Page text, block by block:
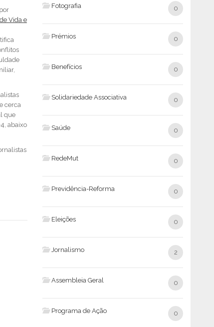
Vida e
cerca
que
abaixo
Fotografia 0
Prémios 0
Benefícios 0
Solidariedade Associativa 0
Saúde 0
RedeMut 0
Previdência-Reforma 0
Eleições 0
Jornalismo 2
Assembleia Geral 0
Programa de Ação 0